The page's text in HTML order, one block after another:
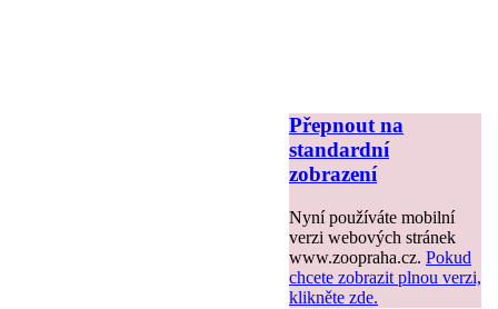
Přepnout na
standardní
zobrazení
Nyní používáte mobilní
verzi webových stránek
www.zoopraha.cz. Pokud
chcete zobrazit plnou verzi,
klikněte zde.